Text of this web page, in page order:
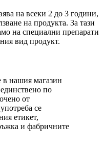
на всеки 2 до 3 години,
на продукта. За тази
на специални препарати
вид продукт.
в нашия магазин
по
от
се
етикет,
и фабричните